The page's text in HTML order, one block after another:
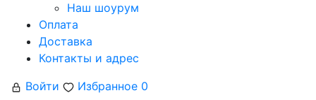
Наш шоурум
Оплата
Доставка
Контакты и адрес
Войти
Избранное 0